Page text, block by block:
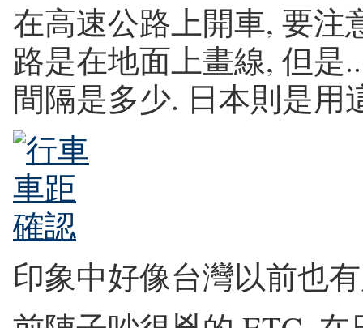
在高速公路上開車, 要注
路是在地面上畫線, 但是
間隔是多少. 日本則是用
印象中好像台灣以前也